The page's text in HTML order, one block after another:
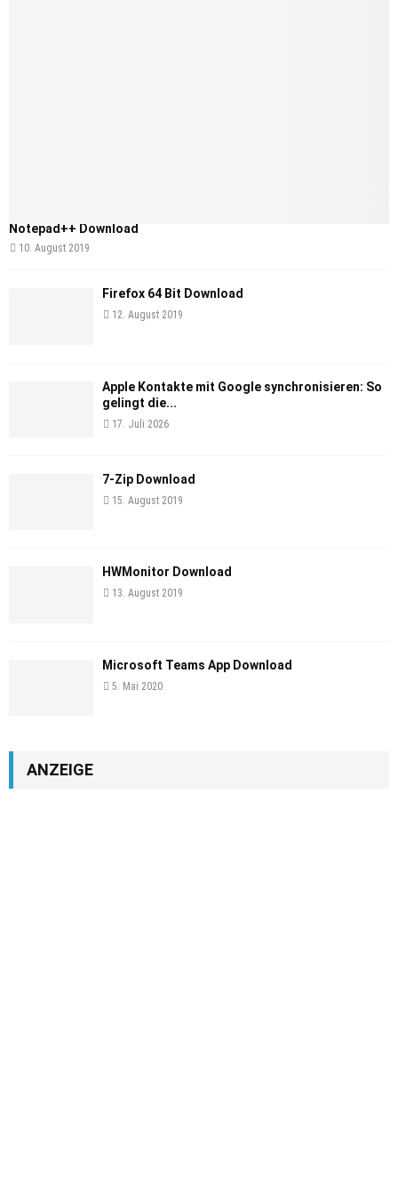
Notepad++ Download
10. August 2019
Firefox 64 Bit Download
12. August 2019
Apple Kontakte mit Google synchronisieren: So
gelingt die...
17. Juli 2026
7-Zip Download
15. August 2019
HWMonitor Download
13. August 2019
Microsoft Teams App Download
5. Mai 2020
ANZEIGE